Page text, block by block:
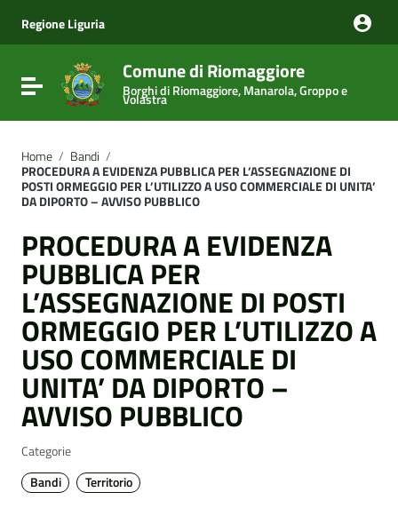
Vai al menu di navigazione
Vai al footer
Regione Liguria
Attiva / disattiva la navigazione
Comune di Riomaggiore
Borghi di Riomaggiore, Manarola, Groppo e
Volastra
Home / Bandi /
PROCEDURA A EVIDENZA PUBBLICA PER L’ASSEGNAZIONE DI
POSTI ORMEGGIO PER L’UTILIZZO A USO COMMERCIALE DI UNITA’
DA DIPORTO – AVVISO PUBBLICO
PROCEDURA A EVIDENZA
PUBBLICA PER
L’ASSEGNAZIONE DI POSTI
ORMEGGIO PER L’UTILIZZO A
USO COMMERCIALE DI
UNITA’ DA DIPORTO –
AVVISO PUBBLICO
Categorie
Bandi
Territorio